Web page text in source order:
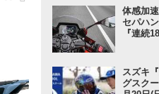
リーム
キのバ
ニュー
体感加
セパハ
『連続
った。
8R 試乗
ュー 中
スズキ
グスク